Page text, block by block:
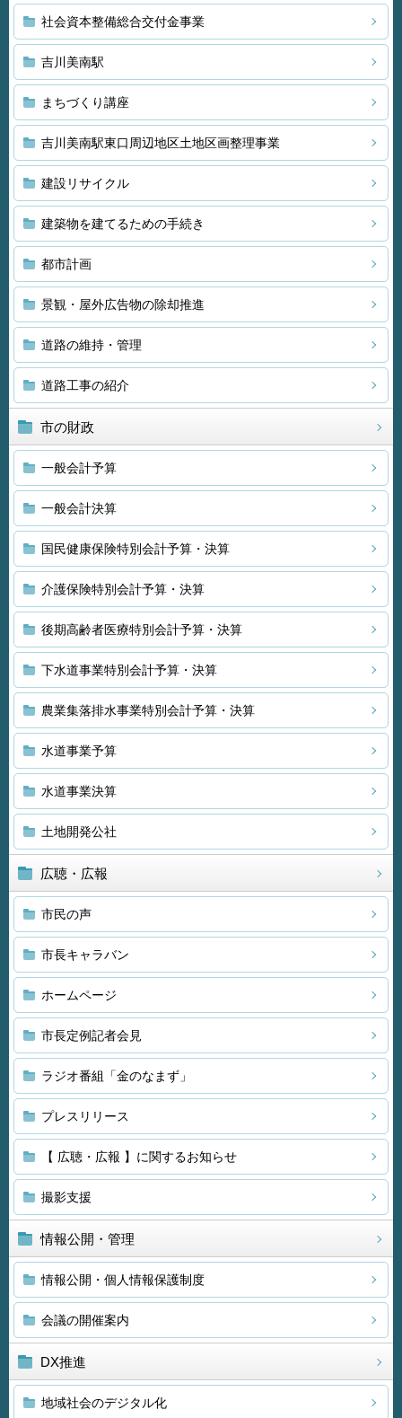
社会資本整備総合交付金事業
吉川美南駅
まちづくり講座
吉川美南駅東口周辺地区土地区画整理事業
建設リサイクル
建築物を建てるための手続き
都市計画
景観・屋外広告物の除却推進
道路の維持・管理
道路工事の紹介
市の財政
一般会計予算
一般会計決算
国民健康保険特別会計予算・決算
介護保険特別会計予算・決算
後期高齢者医療特別会計予算・決算
下水道事業特別会計予算・決算
農業集落排水事業特別会計予算・決算
水道事業予算
水道事業決算
土地開発公社
広聴・広報
市民の声
市長キャラバン
ホームページ
市長定例記者会見
ラジオ番組「金のなまず」
プレスリリース
【 広聴・広報 】に関するお知らせ
撮影支援
情報公開・管理
情報公開・個人情報保護制度
会議の開催案内
DX推進
地域社会のデジタル化